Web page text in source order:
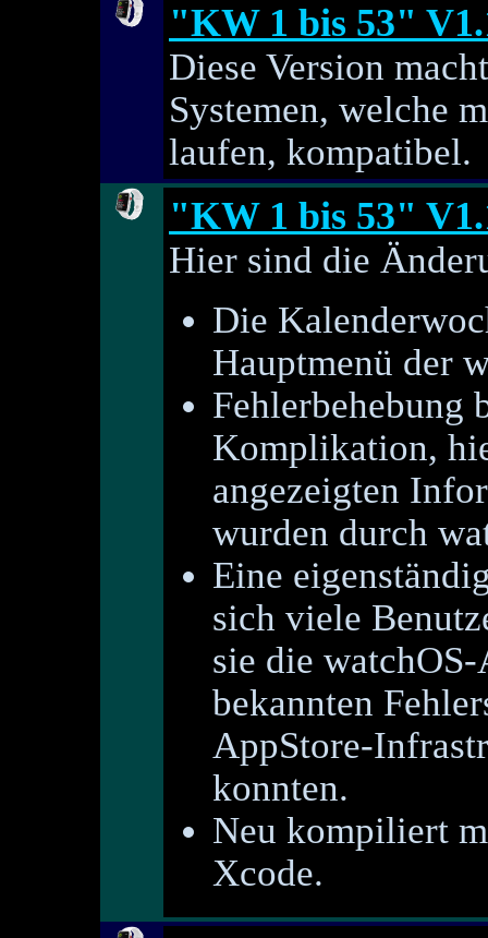
"KW 1 bis 53"
Diese Version
Systemen, welche
laufen, kompatibel.
"KW 1 bis 53"
Hier sind die
Die
Hauptmenü der
Fehlerbehebung
Komplikation,
angezeigten
wurden durch
Eine
sich viele
sie die
bekannten
AppStore-
konnten.
Neu kompiliert
Xcode.